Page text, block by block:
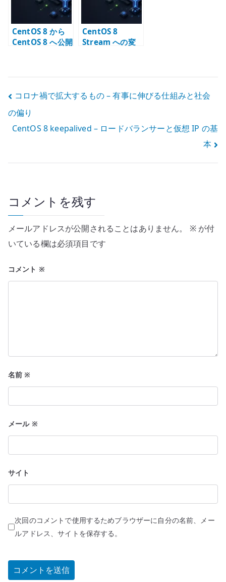
CentOS 8 から
CentOS 8 へ公開
CentOS 8
Stream への変
投
稿
ナ
ビ
ー
シ
ョ
ン
コロナ禍で拡大するもの – 有事に伸びる仕組みと社会
の偏り
CentOS 8 keepalived – ロードバランサーと仮想 IP の基
本
コメントを残す
メールアドレスが公開されることはありません。 ※が付
いている欄は必須項目です
コメント ※
名前※
メール ※
サイト
次回のコメントで使用するためブラウザーに自分の名前、メー
ルアドレス、サイトを保存する。